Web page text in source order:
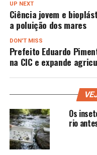
UP NEXT
Ciência jovem e
a poluição dos mares
DON'T MISS
Prefeito Eduardo
na CIC e expande
Os
rio